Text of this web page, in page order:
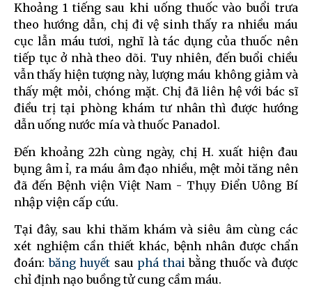
Khoảng 1 tiếng sau khi uống thuốc vào buổi trưa
theo hướng dẫn, chị đi vệ sinh thấy ra nhiều máu
cục lẫn máu tươi, nghĩ là tác dụng của thuốc nên
tiếp tục ở nhà theo dõi. Tuy nhiên, đến buổi chiều
vẫn thấy hiện tượng này, lượng máu không giảm và
thấy mệt mỏi, chóng mặt. Chị đã liên hệ với bác sĩ
điều trị tại phòng khám tư nhân thì được hướng
dẫn uống nước mía và thuốc Panadol.
Đến khoảng 22h cùng ngày, chị H. xuất hiện đau
bụng âm ỉ, ra máu âm đạo nhiều, mệt mỏi tăng nên
đã đến Bệnh viện Việt Nam - Thụy Điển Uông Bí
nhập viện cấp cứu.
Tại đây, sau khi thăm khám và siêu âm cùng các
xét nghiệm cần thiết khác, bệnh nhân được chẩn
đoán:băng huyết sau phá thaibằng thuốc và được
chỉ định nạo buồng tử cung cầm máu.